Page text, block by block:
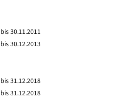
bis 30.11.2011
bis 30.12.2013
bis 31.12.2018
bis 31.12.2018